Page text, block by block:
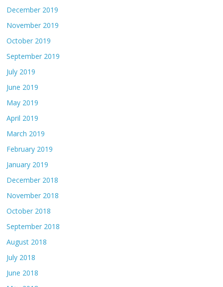
December 2019
November 2019
October 2019
September 2019
July 2019
June 2019
May 2019
April 2019
March 2019
February 2019
January 2019
December 2018
November 2018
October 2018
September 2018
August 2018
July 2018
June 2018